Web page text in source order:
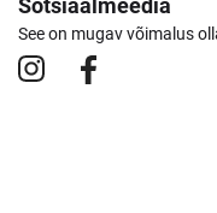
Sotsiaalmeedia
See on mugav võimalus